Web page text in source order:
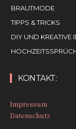
BRAUTMODE
TIPPS & TRICKS
DIY UND KREATIVE
KONTAKT:
Impressum
Datenschutz